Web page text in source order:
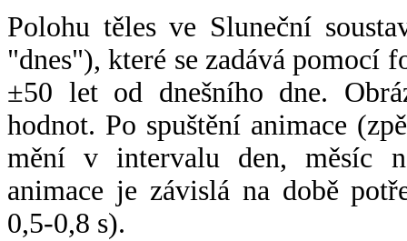
Polohu těles ve Sluneční
"dnes"), které se zadává pomocí
±50 let od dnešního dne.
hodnot. Po spuštění animace
mění v intervalu den, měsíc
animace je závislá na době
0,5-0,8 s).